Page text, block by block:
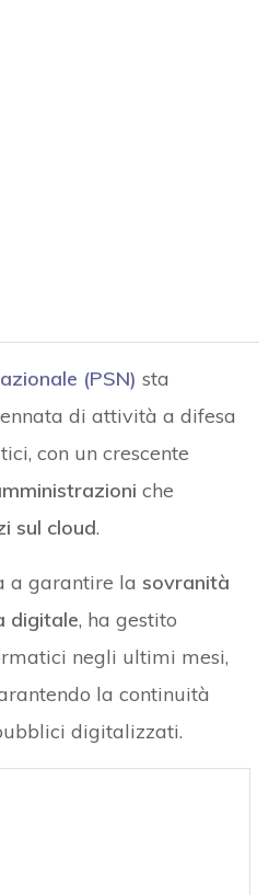
(PSN) sta
di attività a difesa
con un crescente
che
sul cloud.
a garantire la sovranità
digitale, ha gestito
negli ultimi mesi,
la continuità
digitalizzati.